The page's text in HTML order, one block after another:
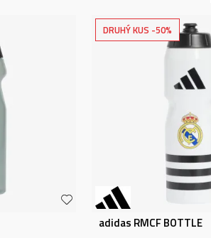
DRUHÝ KUS -50%
adidas RMCF BOTTLE